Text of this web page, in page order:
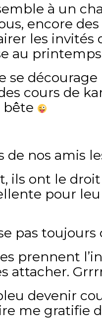
à un
encore
les invités
au
se décourage
cours de
bête
de nos amis
ils ont le
pour
pas
prennent
attacher.
devenir
me gratifie